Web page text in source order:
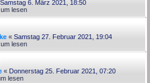
Samstag 6. März 2021, 18:50
lesen
« Samstag 27. Februar 2021, 19:04
lesen
« Donnerstag 25. Februar 2021, 07:20
lesen